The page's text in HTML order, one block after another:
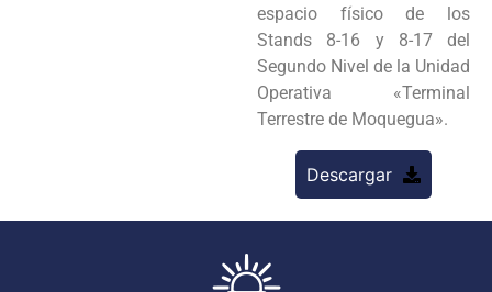
espacio físico de los
Stands 8-16 y 8-17 del
Segundo Nivel de la Unidad
Operativa «Terminal
Terrestre de Moquegua».
Descargar